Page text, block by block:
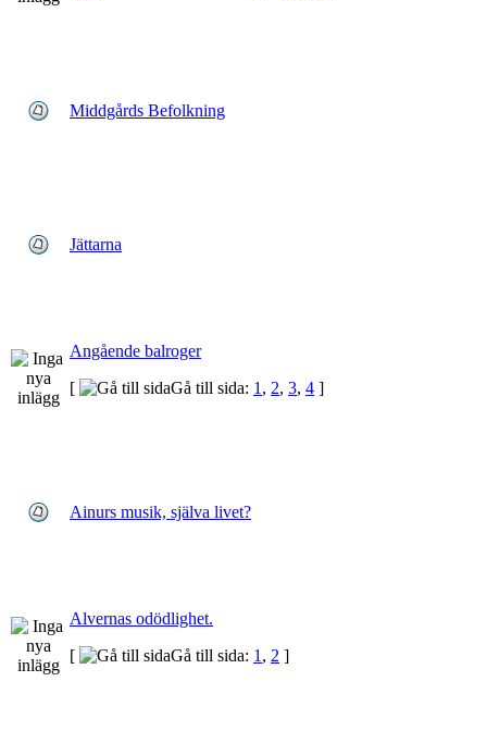
Middgårds Befolkning
Jättarna
Angående balroger
[
Gå till sida: 1 , 2, 3, 4 ]
Ainurs musik, själva livet?
Alvernas odödlighet.
[
Gå till sida: 1 , 2 ]